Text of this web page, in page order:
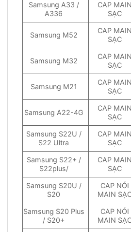
Samsung A33 /
A336
CAP MAIN
SẠC
Samsung M52
CAP MAIN
SẠC
Samsung M32
CAP MAIN
SẠC
Samsung M21
CAP MAIN
SẠC
Samsung A22-4G
CAP MAIN
SẠC
Samsung S22U /
S22 Ultra
CAP MAIN
SẠC
Samsung S22+ /
S22plus/
CAP MAIN
SẠC
Samsung S20U /
S20
CAP NÓI
MAIN
Samsung S20 Plus
/ S20+
CAP NÓI
MAIN